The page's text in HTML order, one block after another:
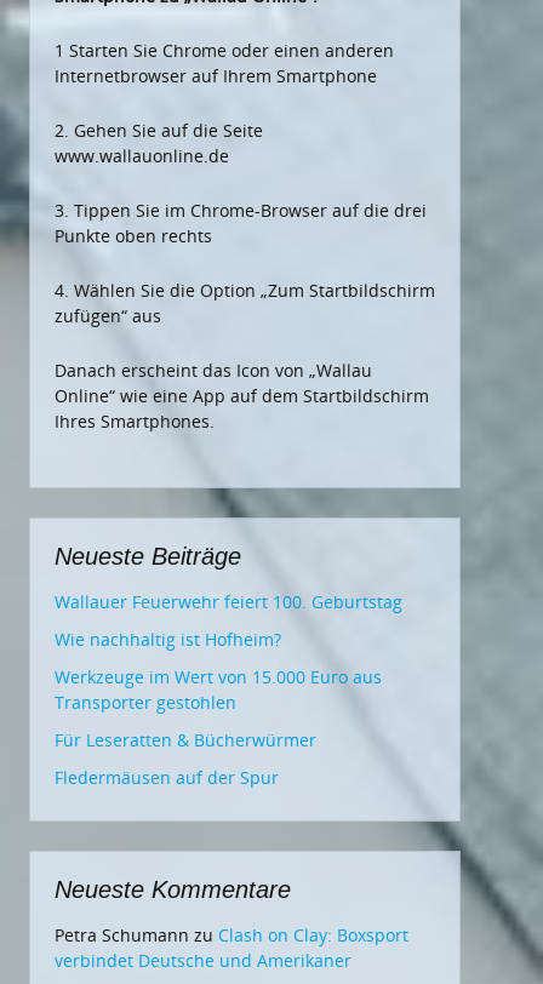
1 Starten Sie Chrome oder einen anderen
Internetbrowser auf Ihrem Smartphone
2. Gehen Sie auf die Seite
www.wallauonline.de
3. Tippen Sie im Chrome-Browser auf die drei
Punkte oben rechts
4. Wählen Sie die Option „Zum Startbildschirm
zufügen“ aus
Danach erscheint das Icon von „Wallau
Online“ wie eine App auf dem Startbildschirm
Ihres Smartphones.
Neueste Beiträge
Wallauer Feuerwehr feiert 100. Geburtstag
Wie nachhaltig ist Hofheim?
Werkzeuge im Wert von 15.000 Euro aus
Transporter gestohlen
Für Leseratten & Bücherwürmer
Fledermäusen auf der Spur
Neueste Kommentare
Petra Schumann zu Clash on Clay: Boxsport
verbindet Deutsche und Amerikaner